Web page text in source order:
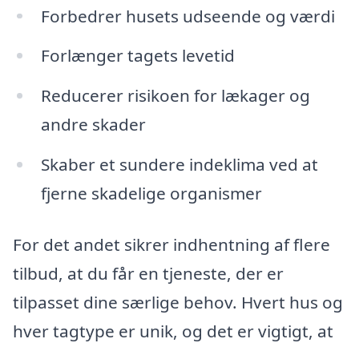
Forbedrer husets udseende og værdi
Forlænger tagets levetid
Reducerer risikoen for lækager og
andre skader
Skaber et sundere indeklima ved at
fjerne skadelige organismer
For det andet sikrer indhentning af flere
tilbud, at du får en tjeneste, der er
tilpasset dine særlige behov. Hvert hus og
hver tagtype er unik, og det er vigtigt, at